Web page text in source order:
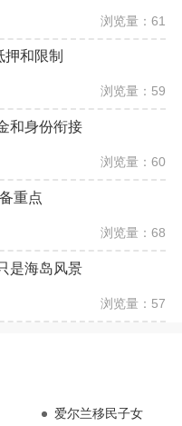
浏览量：61
和限制
浏览量：59
和身份衔接
浏览量：60
重点
浏览量：68
是海岛风景
浏览量：57
爱尔兰移民子女